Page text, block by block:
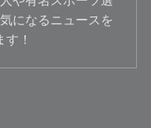
になるニュースを
！